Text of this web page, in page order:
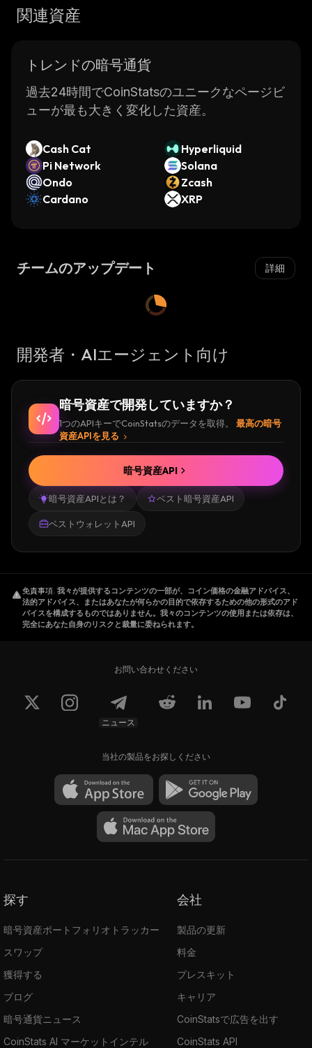
関連資産
トレンドの暗号通貨
過去24時間でCoinStatsのユニークなページビ
ューが最も大きく変化した資産。
Cash Cat
Hyperliquid
Pi Network
Solana
Ondo
Zcash
Cardano
XRP
チームのアップデート 詳細
開発者・AIエージェント向け
暗号資産で開発していますか？
1つのAPIキーでCoinStatsのデータを取得。
最高の暗号
資産APIを見る
暗号資産APIとは？ ベスト暗号資産API
ベストウォレットAPI
暗号資産API
免責事項. 我々が提供するコンテンツの一部が、コイン価格の金融アドバイス、
法的アドバイス、またはあなたが何らかの目的で依存するための他の形式のアド
バイスを構成するものではありません。我々のコンテンツの使用または依存は、
完全にあなた自身のリスクと裁量に委ねられます。
お問い合わせください
ニュース
当社の製品をお探しください
探す
暗号資産ポートフォリオトラッカー
スワップ
獲得する
ブログ
暗号通貨ニュース
CoinStats AI マーケットインテル
会社
製品の更新
料金
プレスキット
キャリア
CoinStatsで広告を出す
CoinStats API